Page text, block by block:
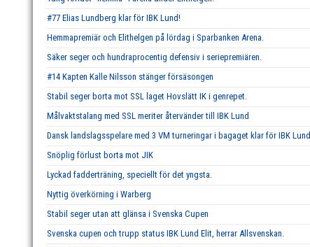
#77 Elias Lundberg klar för IBK Lund!
Hemmapremiär och Elithelgen på lördag i Sparbanken Arena.
Säker seger och hundraprocentig defensiv i seriepremiären.
#14 Kapten Kalle Nilsson stänger försäsongen
Stabil seger borta mot SSL laget Hovslätt IK i genrepet.
Målvaktstalang med SSL meriter återvänder till IBK Lund
Dansk landslagsspelare med 3 VM turneringar i bagaget klar för IBK Lund
Snöplig förlust borta mot JIK
Lyckad fadderträning, speciellt för det yngsta.
Nyttig överkörning i Warberg
Stabil seger utan att glänsa i Svenska Cupen
Svenska cupen och trupp status IBK Lund Elit, herrar Allsvenskan.